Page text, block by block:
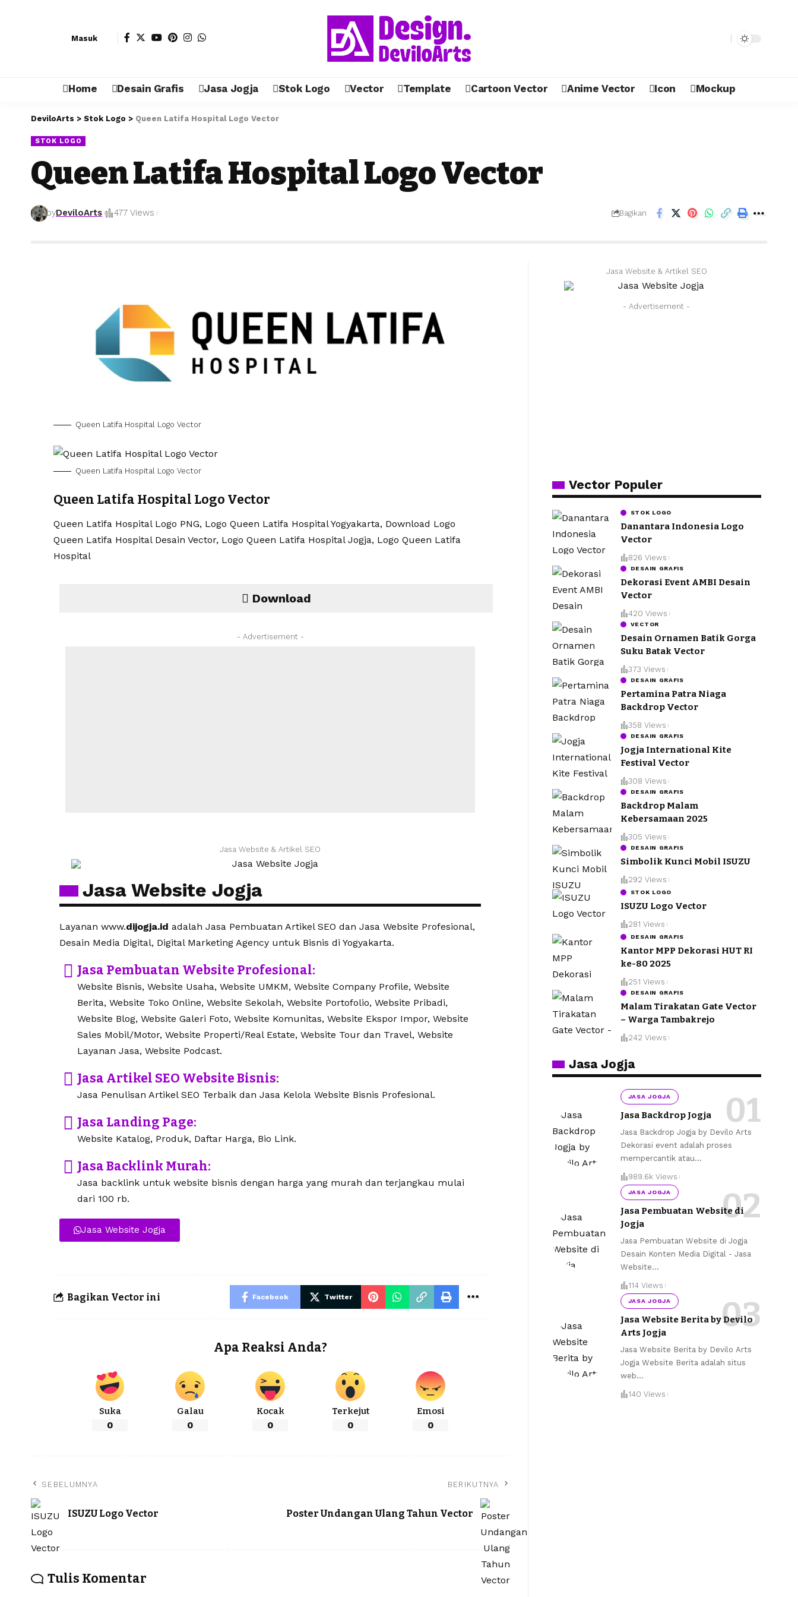
Masuk
Home Desain Grafis Jasa Jogja Stok Logo Vector Template Cartoon Vector Anime Vector Icon Mockup
DeviloArts > Stok Logo > Queen Latifa Hospital Logo Vector
STOK LOGO
Queen Latifa Hospital Logo Vector
byDeviloArts 477 Views Bagikan
Queen Latifa Hospital Logo Vector
Queen Latifa Hospital Logo Vector
Queen Latifa Hospital Logo Vector
Queen Latifa Hospital Logo PNG, Logo Queen Latifa Hospital Yogyakarta, Download Logo
Queen Latifa Hospital Desain Vector, Logo Queen Latifa Hospital Jogja, Logo Queen Latifa
Hospital
Download
- Advertisement -
Jasa Website & Artikel SEO
Jasa Website Jogja
Layanan www.dijogja.id adalah Jasa Pembuatan Artikel SEO dan Jasa Website Profesional,
Desain Media Digital, Digital Marketing Agency untuk Bisnis di Yogyakarta.
Jasa Pembuatan Website Profesional:
Website Bisnis, Website Usaha, Website UMKM, Website Company Profile, Website
Berita, Website Toko Online, Website Sekolah, Website Portofolio, Website Pribadi,
Website Blog, Website Galeri Foto, Website Komunitas, Website Ekspor Impor, Website
Sales Mobil/Motor, Website Properti/Real Estate, Website Tour dan Travel, Website
Layanan Jasa, Website Podcast.
Jasa Artikel SEO Website Bisnis:
Jasa Penulisan Artikel SEO Terbaik dan Jasa Kelola Website Bisnis Profesional.
Jasa Landing Page:
Website Katalog, Produk, Daftar Harga, Bio Link.
Jasa Backlink Murah:
Jasa backlink untuk website bisnis dengan harga yang murah dan terjangkau mulai
dari 100 rb.
Jasa Website Jogja
Bagikan Vector ini Facebook Twitter
Apa Reaksi Anda?
Suka
0
Galau
0
Kocak
0
Terkejut
0
Emosi
0
SEBELUMNYA
ISUZU Logo Vector
BERIKUTNYA
Poster Undangan Ulang Tahun Vector
Tulis Komentar
Jasa Website & Artikel SEO
- Advertisement -
Vector Populer
STOK LOGO
Danantara Indonesia Logo
Vector
826 Views
DESAIN GRAFIS
Dekorasi Event AMBI Desain
Vector
420 Views
VECTOR
Desain Ornamen Batik Gorga
Suku Batak Vector
373 Views
DESAIN GRAFIS
Pertamina Patra Niaga
Backdrop Vector
358 Views
DESAIN GRAFIS
Jogja International Kite
Festival Vector
308 Views
DESAIN GRAFIS
Backdrop Malam
Kebersamaan 2025
305 Views
DESAIN GRAFIS
Simbolik Kunci Mobil ISUZU
292 Views
STOK LOGO
ISUZU Logo Vector
281 Views
DESAIN GRAFIS
Kantor MPP Dekorasi HUT RI
ke-80 2025
251 Views
DESAIN GRAFIS
Malam Tirakatan Gate Vector
– Warga Tambakrejo
242 Views
Jasa Jogja
JASA JOGJA
Jasa Backdrop Jogja
Jasa Backdrop Jogja by Devilo Arts
Dekorasi event adalah proses
mempercantik atau…
989.6k Views
JASA JOGJA
Jasa Pembuatan Website di
Jogja
Jasa Pembuatan Website di Jogja
Desain Konten Media Digital - Jasa
Website…
114 Views
JASA JOGJA
Jasa Website Berita by Devilo
Arts Jogja
Jasa Website Berita by Devilo Arts
Jogja Website Berita adalah situs
web…
140 Views